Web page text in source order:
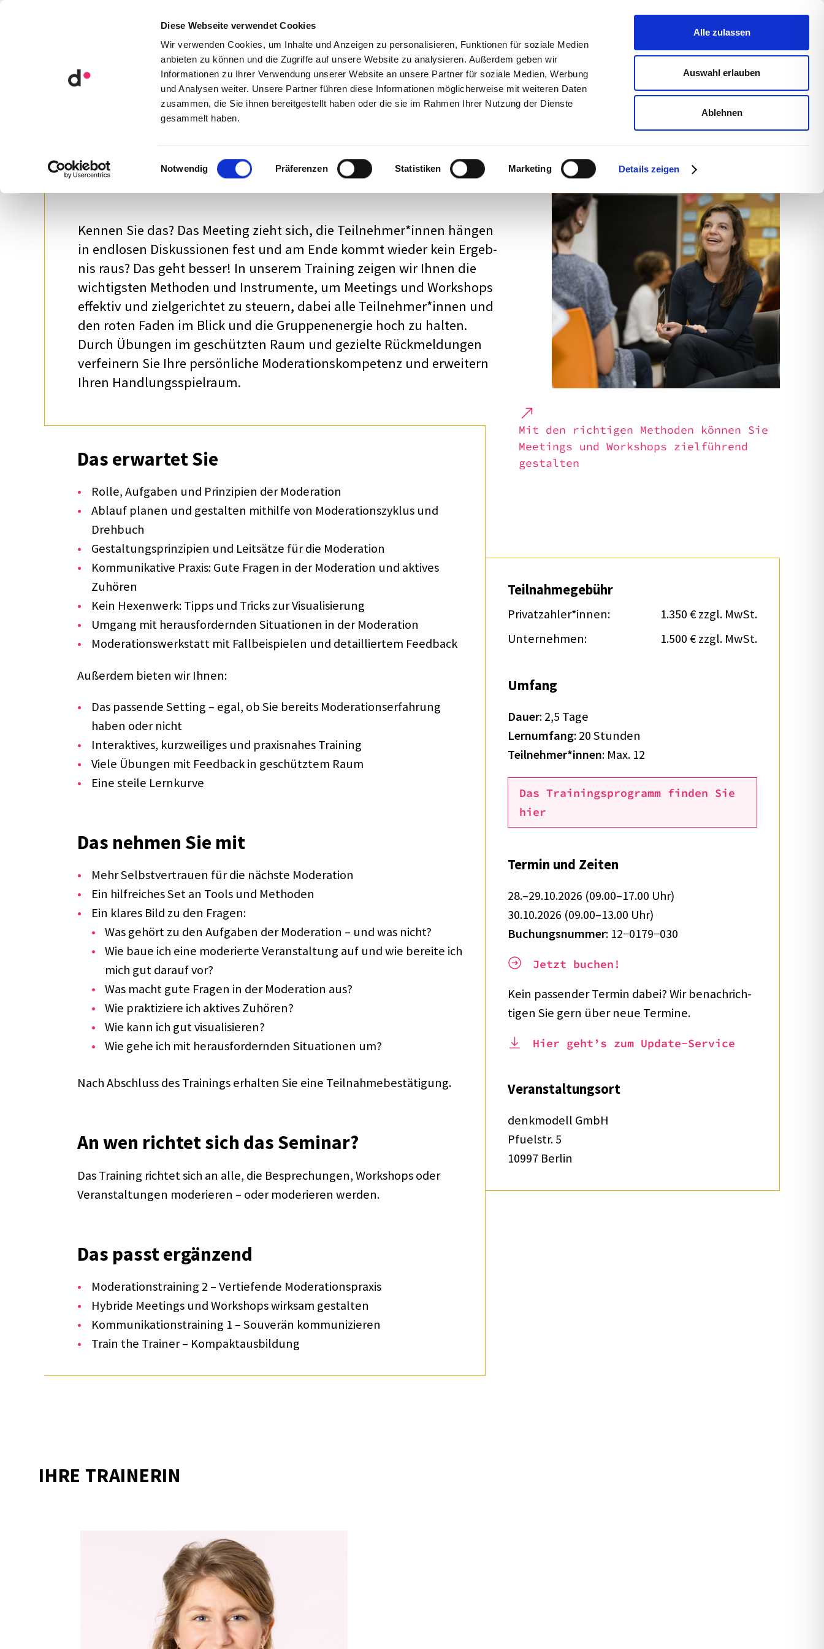
Diese Webseite verwendet Cookies
Wir verwenden Cookies, um Inhalte und Anzeigen zu personalisieren, Funktionen für soziale Medien
anbieten zu können und die Zugriffe auf unsere Website zu analysieren. Außerdem geben wir
Informationen zu Ihrer Verwendung unserer Website an unsere Partner für soziale Medien, Werbung
und Analysen weiter. Unsere Partner führen diese Informationen möglicherweise mit weiteren Daten
zusammen, die Sie ihnen bereitgestellt haben oder die sie im Rahmen Ihrer Nutzung der Dienste
gesammelt haben.
Einwilligungsauswahl
Notwendig Präferenzen Statistiken Marketing Details zeigen
Alle zulassen
Auswahl erlauben
Ablehnen
Orga­ni­sa­ti­ons­ent­wick­lung Mode­ra­tion
Mode­ra­ti­ons­trai­ning 1 –
Meetings und Work­shops
mode­rie­ren
Kennen Sie das? Das Meeting zieht sich, die Teilnehmer*innen hängen
in endlo­sen Diskus­sio­nen fest und am Ende kommt wieder kein Ergeb­
nis raus? Das geht besser! In unse­rem Trai­ning zeigen wir Ihnen die
wich­tigs­ten Metho­den und Instru­mente, um Meetings und Work­shops
effek­tiv und ziel­ge­rich­tet zu steu­ern, dabei alle Teilnehmer*innen und
den roten Faden im Blick und die Grup­pen­en­er­gie hoch zu halten.
Durch Übun­gen im geschütz­ten Raum und gezielte Rück­mel­dun­gen
verfei­nern Sie Ihre persön­li­che Mode­ra­ti­ons­kom­pe­tenz und erwei­tern
Ihren Hand­lungs­spiel­raum.
Mit den rich­ti­gen Metho­den können Sie
Meetings und Work­shops ziel­füh­rend
gestal­ten
Das erwar­tet Sie
Rolle, Aufga­ben und Prin­zi­pien der Mode­ra­tion
Ablauf planen und gestal­ten mithilfe von Mode­ra­ti­ons­zy­klus und
Dreh­buch
Gestal­tungs­prin­zi­pien und Leit­sätze für die Mode­ra­tion
Kommu­ni­ka­tive Praxis: Gute Fragen in der Mode­ra­tion und akti­ves
Zuhö­ren
Kein Hexen­werk: Tipps und Tricks zur Visua­li­sie­rung
Umgang mit heraus­for­dern­den Situa­tio­nen in der Mode­ra­tion
Mode­ra­ti­ons­werk­statt mit Fall­bei­spie­len und detail­lier­tem Feed­back
Außer­dem bieten wir Ihnen:
Das passende Setting – egal, ob Sie bereits Mode­ra­ti­ons­er­fah­rung
haben oder nicht
Inter­ak­ti­ves, kurz­wei­li­ges und praxis­na­hes Trai­ning
Viele Übun­gen mit Feed­back in geschütz­tem Raum
Eine steile Lern­kurve
Das nehmen Sie mit
Mehr Selbst­ver­trauen für die nächste Mode­ra­tion
Ein hilf­rei­ches Set an Tools und Metho­den
Ein klares Bild zu den Fragen:
Was gehört zu den Aufga­ben der Mode­ra­tion – und was nicht?
Wie baue ich eine mode­rierte Veran­stal­tung auf und wie bereite ich
mich gut darauf vor?
Was macht gute Fragen in der Mode­ra­tion aus?
Wie prak­ti­ziere ich akti­ves Zuhö­ren?
Wie kann ich gut visua­li­sie­ren?
Wie gehe ich mit heraus­for­dern­den Situa­tio­nen um?
Nach Abschluss des Trai­nings erhal­ten Sie eine Teil­nah­me­be­stä­ti­gung.
An wen rich­tet sich das Semi­nar?
Das Trai­ning rich­tet sich an alle, die Bespre­chun­gen, Work­shops oder
Veran­stal­tun­gen mode­rie­ren – oder mode­rie­ren werden.
Das passt ergän­zend
Mode­ra­ti­ons­trai­ning 2 – Vertie­fende Mode­ra­ti­ons­pra­xis
Hybride Meetings und Work­shops wirk­sam gestal­ten
Kommu­ni­ka­ti­ons­trai­ning 1 – Souve­rän kommu­ni­zie­ren
Train the Trai­ner – Kompakt­aus­bil­dung
Teil­nah­me­ge­bühr
Privatzahler*innen:
1.350 € zzgl. MwSt.
Unter­neh­men:
1.500 € zzgl. MwSt.
Umfang
Dauer: 2,5 Tage
Lern­um­fang: 20 Stun­den
Teilnehmer*innen: Max. 12
Das Trai­nings­pro­gramm finden Sie
hier
Termin und Zeiten
28.–29.10.2026 (09.00–17.00 Uhr)
30.10.2026 (09.00–13.00 Uhr)
Buchungs­num­mer: 12−0179−030
Jetzt buchen!
Kein passen­der Termin dabei? Wir benach­rich­
ti­gen Sie gern über neue Termine.
Hier geht’s zum Update-Service
Veran­stal­tungs­ort
denk­mo­dell GmbH
Pfuel­str. 5
10997 Berlin
IHRE TRAI­NE­RIN